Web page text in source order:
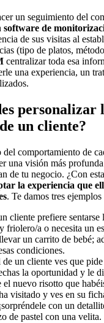
un seguimiento del
software de
de sus visitas al
(tipo de platos,
centralizar toda esa
una experiencia, un
personalizar
un cliente?
comportamiento de
una visión más
de tu negocio. ¿Con
la experiencia que
. Te damos tres
cliente prefiere sentarse
friolero/a o necesita un
un carrito de bebé;
condiciones.
un cliente ves que
la oportunidad y le
el nuevo risotto que
visitado y ves en su
con un
de pastel con una velita.